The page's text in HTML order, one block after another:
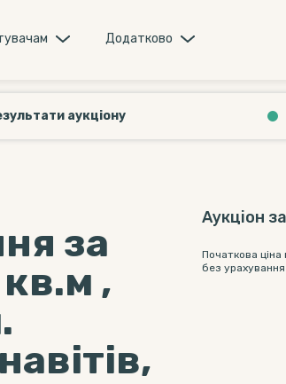
Додатково
аукціону
за
,
Аукціон
Початкова
без